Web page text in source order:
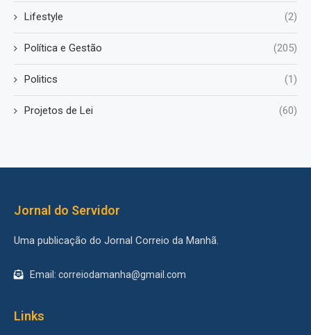
Lifestyle (2)
Política e Gestão (205)
Politics (1)
Projetos de Lei (60)
Jornal do Servidor
Uma publicação do Jornal Correio da Manhã.
Email: correiodamanha@gmail.com
Links